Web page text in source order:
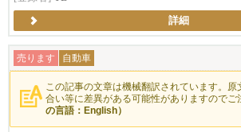
詳細
売ります 自動車
この記事の文章は機械翻訳されています。
合い等に差異がある可能性がありますのでご
の言語：English）